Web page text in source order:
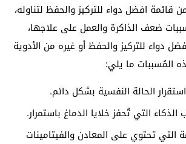
قائمة افضل دواء للتركيز والحفظ لتناوله،
ضعف الذاكرة والعمل على علاجها،
دواء للتركيز والحفظ أو غيره من الأدوية
المُسببات ما يلي:
الحالة النفسية بشكل دائم.
التي تُحفز خلايا الدماغ باستمرار.
التي تحتوي على المعادن والفيتامينات